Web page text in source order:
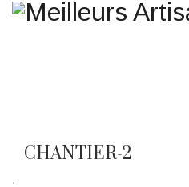
.
CHANTIER-2
Une question ? Un